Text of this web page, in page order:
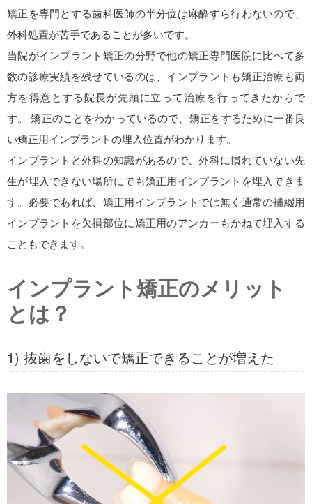
矯正を専門とする歯科医師の半分位は麻酔すら行わないので、
外科処置が苦手であることが多いです。
当院がインプラント矯正の分野で他の矯正専門医院に比べて多
数の診療実績を残せているのは、インプラントも矯正治療も両
方を得意とする院長が先頭に立って治療を行ってきたからで
す。 矯正のことをわかっているので、矯正をするために一番良
い矯正用インプラントの埋入位置がわかります。
インプラントと外科の知識があるので、外科に慣れていない先
生が埋入できない場所にでも矯正用インプラントを埋入できま
す。必要であれば、矯正用インプラントでは無く通常の補綴用
インプラントを欠損部位に矯正用のアンカーもかねて埋入する
こともできます。
インプラント矯正のメリット
とは？
1) 抜歯をしないで矯正できることが増えた